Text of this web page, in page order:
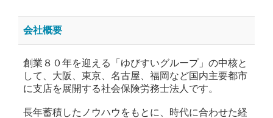
会社概要
創業８０年を迎える「ゆびすいグループ」の中核と
して、大阪、東京、名古屋、福岡など国内主要都市
に支店を展開する社会保険労務士法人です。
長年蓄積したノウハウをもとに、時代に合わせた経